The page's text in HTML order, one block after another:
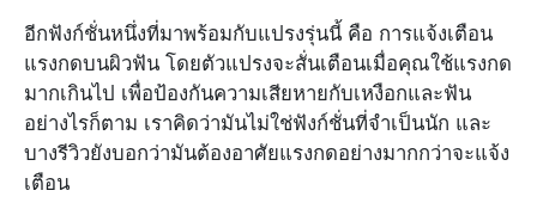
อีกฟังก์ชั่นหนึ่งที่มาพร้อมกับแปรงรุ่นนี้ คือ การแจ้งเตือน
แรงกดบนผิวฟัน โดยตัวแปรงจะสั่นเตือนเมื่อคุณใช้แรงกด
มากเกินไป เพื่อป้องกันความเสียหายกับเหงือกและฟัน
อย่างไรก็ตาม เราคิดว่ามันไม่ใช่ฟังก์ชั่นที่จำเป็นนัก และ
บางรีวิวยังบอกว่ามันต้องอาศัยแรงกดอย่างมากกว่าจะแจ้ง
เตือน